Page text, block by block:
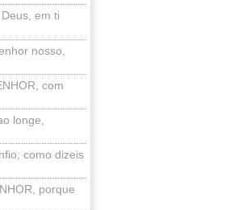
em ti
nosso,
com
longe,
como dizeis
porque